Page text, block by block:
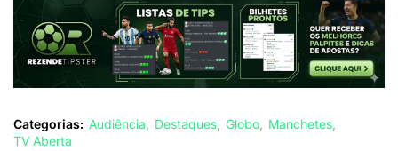
Categorias: Audiência Destaques Globo
Manchetes
TV Aberta